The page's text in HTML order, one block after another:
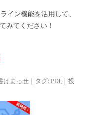
イン機能を活用して、
みてください！
けまっせ | タグ: PDF | 投